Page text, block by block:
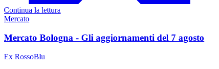
Continua la lettura
Mercato
Mercato Bologna - Gli aggiornamenti del 7 agosto
Ex RossoBlu